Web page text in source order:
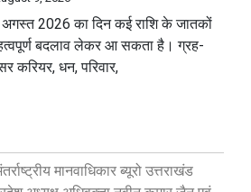
2026 का दिन कई राशि के जातकों
बदलाव लेकर आ सकता है। ग्रह-
करियर, धन, परिवार,
मानवाधिकार ब्यूरो उत्तराखंड